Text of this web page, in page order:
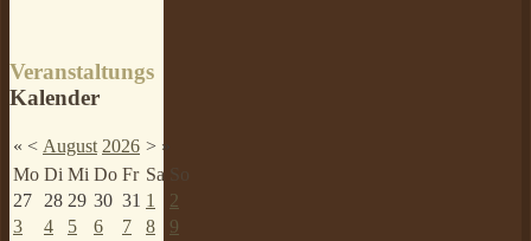
Veranstaltungs
Kalender
« < August 2026 > »
Mo Di Mi Do Fr Sa
27 28 29 30 31 1
2
3
4 5 6 7 8
9